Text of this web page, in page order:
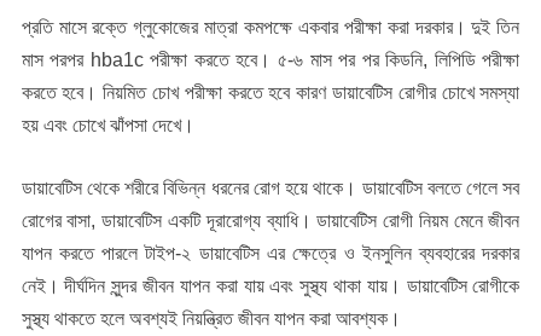
প্রতি মাসে রক্তে গ্লুকোজের মাত্রা কমপক্ষে একবার পরীক্ষা করা দরকার। দুই তিন
মাস পরপর hba1c পরীক্ষা করতে হবে। ৫-৬ মাস পর পর কিডনি, লিপিডি পরীক্ষা
করতে হবে। নিয়মিত চোখ পরীক্ষা করতে হবে কারণ ডায়াবেটিস রোগীর চোখে সমস্যা
হয় এবং চোখে ঝাঁপসা দেখে।
ডায়াবেটিস থেকে শরীরে বিভিন্ন ধরনের রোগ হয়ে থাকে। ডায়াবেটিস বলতে গেলে সব
রোগের বাসা, ডায়াবেটিস একটি দূরারোগ্য ব্যাধি। ডায়াবেটিস রোগী নিয়ম মেনে জীবন
যাপন করতে পারলে টাইপ-২ ডায়াবেটিস এর ক্ষেত্রে ও ইনসুলিন ব্যবহারের দরকার
নেই। দীর্ঘদিন সুন্দর জীবন যাপন করা যায় এবং সুস্থ্য থাকা যায়। ডায়াবেটিস রোগীকে
সুস্থ্য থাকতে হলে অবশ্যই নিয়ন্ত্রিত জীবন যাপন করা আবশ্যক।